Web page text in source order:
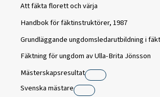
Att fäkta florett och värja
Handbok för fäktinstruktörer, 1987
Grundläggande ungdomsledarutbildning i
Fäktning för ungdom av Ulla-Brita Jönsson
Mästerskapsresultat
Svenska mästare